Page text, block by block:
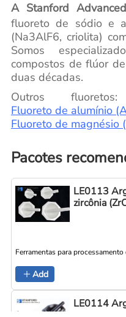
A Stanford
fluoreto de sódio e
(Na3AlF6, criolita)
Somos
compostos de flúor
duas décadas.
Outros
Fluoreto de alumínio
Fluoreto de magnésio
Pacotes
LE0113
zircônia
Ferramentas para processamento
Add
LE0114